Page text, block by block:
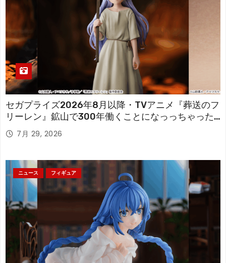
セガプライズ2026年8月以降・TVアニメ『葬送のフ
リーレン』鉱山で300年働くことになっっちゃった
「フリーレン」を立体化！
7月 29, 2026
ニュース フィギュア